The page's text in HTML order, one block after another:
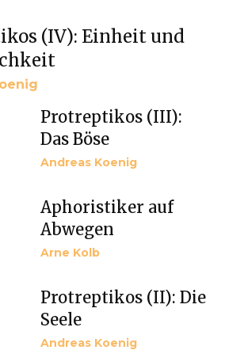
(IV): Einheit und
Protreptikos (III):
Das Böse
Andreas Koenig
Aphoristiker auf
Abwegen
Arne Kolb
Protreptikos (II): Die
Seele
Andreas Koenig